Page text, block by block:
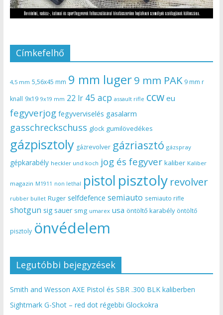
Címkefelhő
4,5 mm 5,56x45 mm 9 mm luger9 mm PAK 9 mm r
knall 9x19 9x19 mm 22 lr 45 acp assault rifle ccw eu
fegyverjog fegyverviselés gasalarm
gasschreckschuss glock gumilövedékes
gázpisztoly gázrevolver gázriasztó gázspray
gépkarabély heckler und koch jog és fegyver kaliber Kaliber
magazin M1911 non lethal pistol pisztoly revolver
rubber bullet Ruger selfdefence semiauto semiauto rifle
shotgun sig sauer smg umarex usa öntöltő karabély öntöltő
pisztoly önvédelem
Legutóbbi bejegyzések
Smith and Wesson AXE Pistol és SBR .300 BLK kaliberben
Sightmark G-Shot – red dot régebbi Glockokra